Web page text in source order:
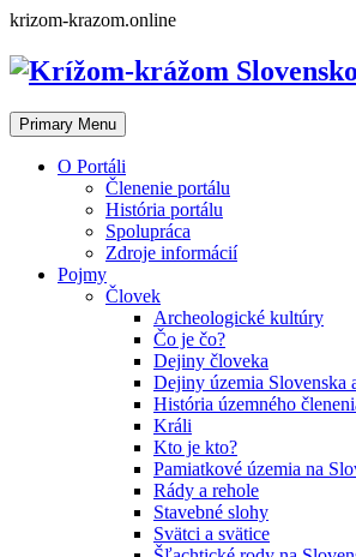
Skip
content
krizom-krazom.online
Primary Menu
O Portáli
Členenie portálu
História portálu
Spolupráca
Zdroje informácií
Pojmy
Človek
Archeologické kultúry
Čo je čo?
Dejiny človeka
Dejiny územia Slovenska
História územného
Králi
Kto je kto?
Pamiatkové územia na
Rády a rehole
Stavebné slohy
Svätci a svätice